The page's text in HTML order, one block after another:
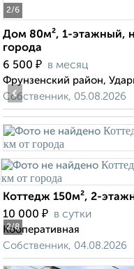
2/6
Дом 80м², 1-этажный,
города
6 500 ₽ в месяц
Фрунзенский район,
Собственник, 05.08.2026
2/8
‹
Коттедж 150м², 2-
10 000 ₽ в сутки
Кооперативная
Собственник, 04.08.2026